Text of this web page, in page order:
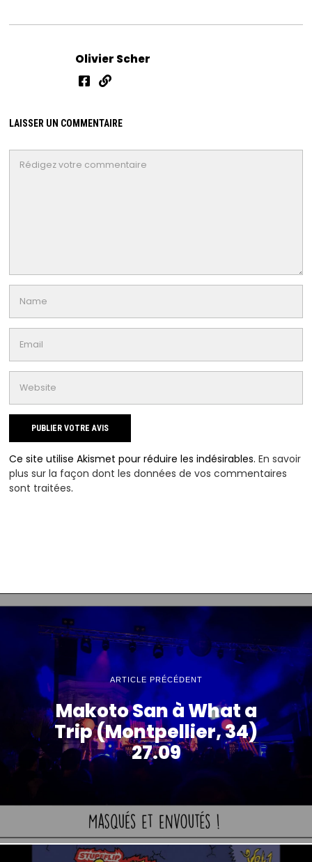
Olivier Scher
LAISSER UN COMMENTAIRE
Ce site utilise Akismet pour réduire les indésirables.En savoir
plus sur la façon dont les données de vos commentaires
sont traitées.
ARTICLE PRÉCÉDENT
Makoto San à What a
Trip (Montpellier, 34)
27.09